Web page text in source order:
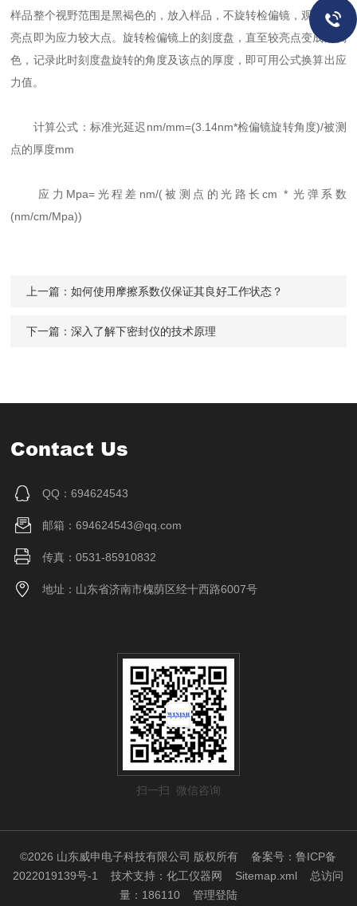
样品整个视野范围是黑褐色的，放入样品，不旋转检偏镜，观测出较
亮点即为应力较大点。旋转检偏镜上的刻度盘，直至较亮点变成黑褐
色，记录此时刻度盘旋转的角度及该点的厚度，即可用公式换算出应
力值。
计算公式：标准光延迟nm/mm=(3.14nm*检偏镜旋转角度)/被测
点的厚度mm
应力Mpa=光程差nm/(被测点的光路长cm * 光弹系数
(nm/cm/Mpa))
上一篇：如何使用摩擦系数仪保证其良好工作状态？
下一篇：深入了解下密封仪的技术原理
Contact Us
QQ：694624543
邮箱：694624543@qq.com
传真：0531-85910832
地址：山东省济南市槐荫区经十西路6007号
扫一扫 微信咨询
©2026 山东威申电子科技有限公司 版权所有备案号：鲁ICP备
2022019139号-1
技术支持：化工仪器网 Sitemap.xml 总访问
量：186110 管理登陆